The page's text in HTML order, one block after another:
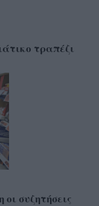
τραπέζι
συζητήσεις